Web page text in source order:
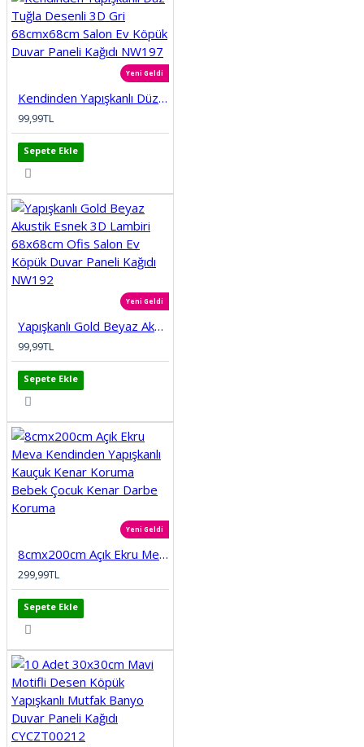
Yeni Geldi
Kendinden Yapışkanlı Düz Tuğla Desenli 3D Gri 68cmx68cm Salon Ev Köpük Duvar Paneli Kağıdı NW197
99,99TL
Sepete Ekle
Yeni Geldi
Yapışkanlı Gold Beyaz Akustik Esnek 3D Lambiri 68x68cm Ofis Salon Ev Köpük Duvar Paneli Kağıdı NW192
99,99TL
Sepete Ekle
Yeni Geldi
8cmx200cm Açık Ekru Meva Kendinden Yapışkanlı Kauçuk Kenar Koruma Bebek Çocuk Kenar Darbe Koruma
299,99TL
Sepete Ekle